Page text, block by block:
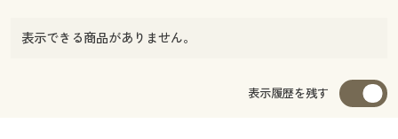
表示できる商品がありません。
表示履歴を残す